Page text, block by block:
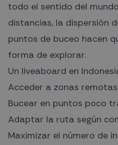
todo el sentido del
distancias, la dispersión
puntos de buceo hacen
forma de explorar.
Un liveaboard en
Acceder a zonas
Bucear en puntos poco
Adaptar la ruta según
Maximizar el número de